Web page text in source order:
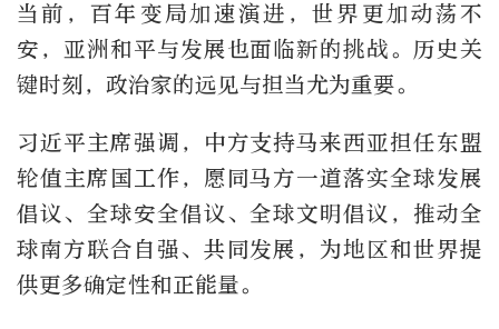
当前，百年变局加速演进，世界更加动荡不
安，亚洲和平与发展也面临新的挑战。历史关
键时刻，政治家的远见与担当尤为重要。
习近平主席强调，中方支持马来西亚担任东盟
轮值主席国工作，愿同马方一道落实全球发展
倡议、全球安全倡议、全球文明倡议，推动全
球南方联合自强、共同发展，为地区和世界提
供更多确定性和正能量。